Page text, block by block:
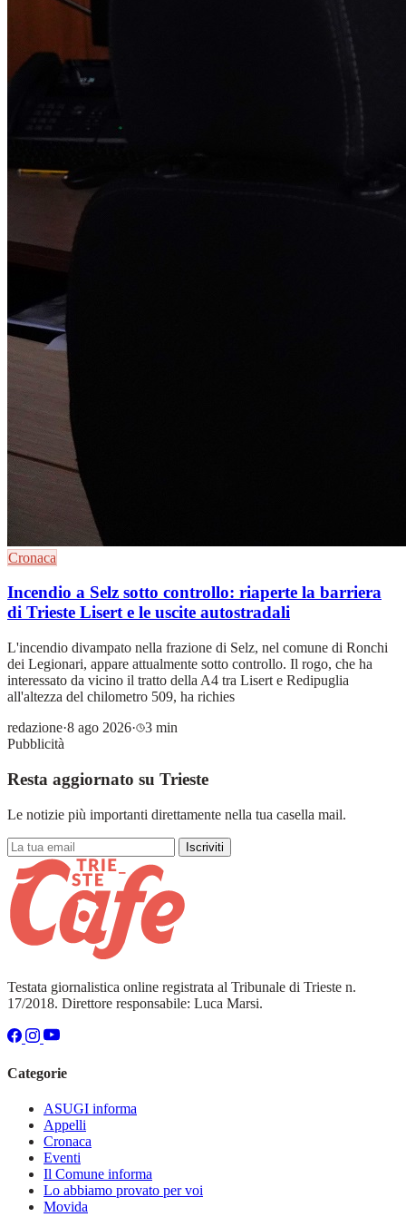
Cronaca
Incendio a Selz sotto controllo: riaperte la barriera
di Trieste Lisert e le uscite autostradali
L'incendio divampato nella frazione di Selz, nel comune di Ronchi
dei Legionari, appare attualmente sotto controllo. Il rogo, che ha
interessato da vicino il tratto della A4 tra Lisert e Redipuglia
all'altezza del chilometro 509, ha richies
redazione·8 ago 2026·
3 min
Pubblicità
Resta aggiornato su Trieste
Le notizie più importanti direttamente nella tua casella mail.
Iscriviti
Testata giornalistica online registrata al Tribunale di Trieste n.
17/2018. Direttore responsabile: Luca Marsi.
Categorie
ASUGI informa
Appelli
Cronaca
Eventi
Il Comune informa
Lo abbiamo provato per voi
Movida